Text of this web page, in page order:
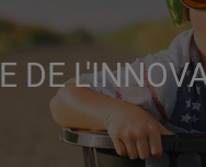
DE